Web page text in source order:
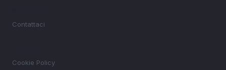
Contattaci
Cookie Policy